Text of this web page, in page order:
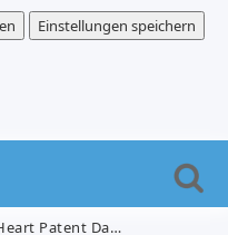
Einstellungen speichern
für 27,93€ (Vergleich: 39,90€)